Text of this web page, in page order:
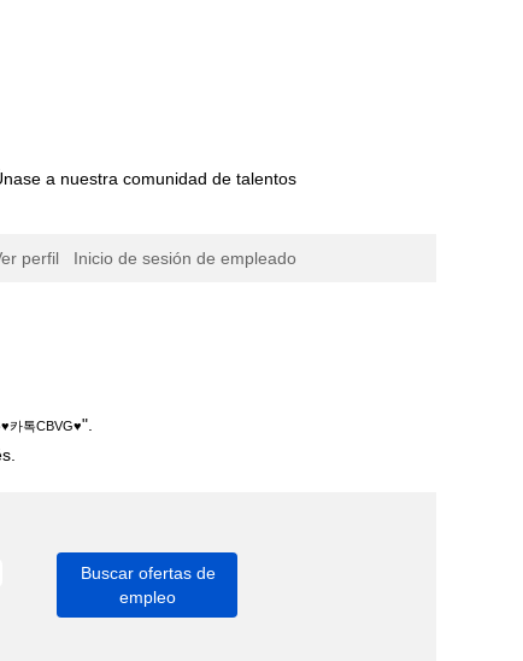
a nuestra comunidad de talentos
perfil Inicio de sesión de empleado
카톡CBVG♥".